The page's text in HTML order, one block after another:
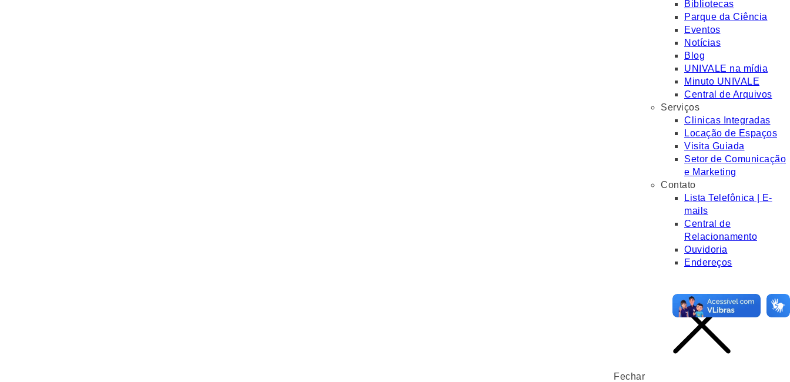
Bibliotecas
Parque da Ciência
Eventos
Notícias
Blog
UNIVALE na mídia
Minuto UNIVALE
Central de Arquivos
Serviços
Clinicas Integradas
Locação de Espaços
Visita Guiada
Setor de Comunicação
e Marketing
Contato
Lista Telefônica | E-
mails
Central de
Relacionamento
Ouvidoria
Endereços
Fechar